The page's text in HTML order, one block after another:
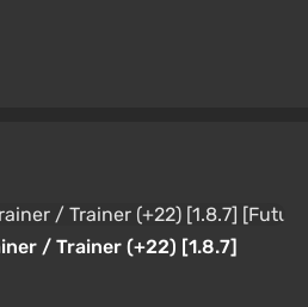
/ Trainer (+22) [1.8.7]